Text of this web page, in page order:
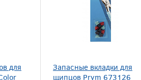
для
Запасные вкладки для
щипцов Prym 673126